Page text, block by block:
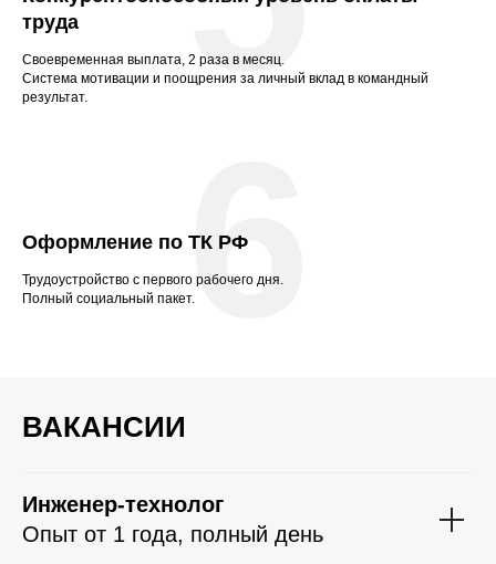
труда
Своевременная выплата, 2 раза в месяц.
Система мотивации и поощрения за личный вклад в командный
результат.
Оформление по ТК РФ
Трудоустройство с первого рабочего дня.
Полный социальный пакет.6
ВАКАНСИИ
Инженер-технолог
Опыт от 1 года, полный день